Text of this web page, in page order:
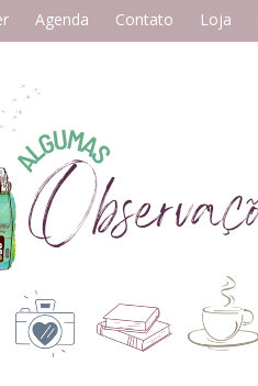
Agenda Contato Loja